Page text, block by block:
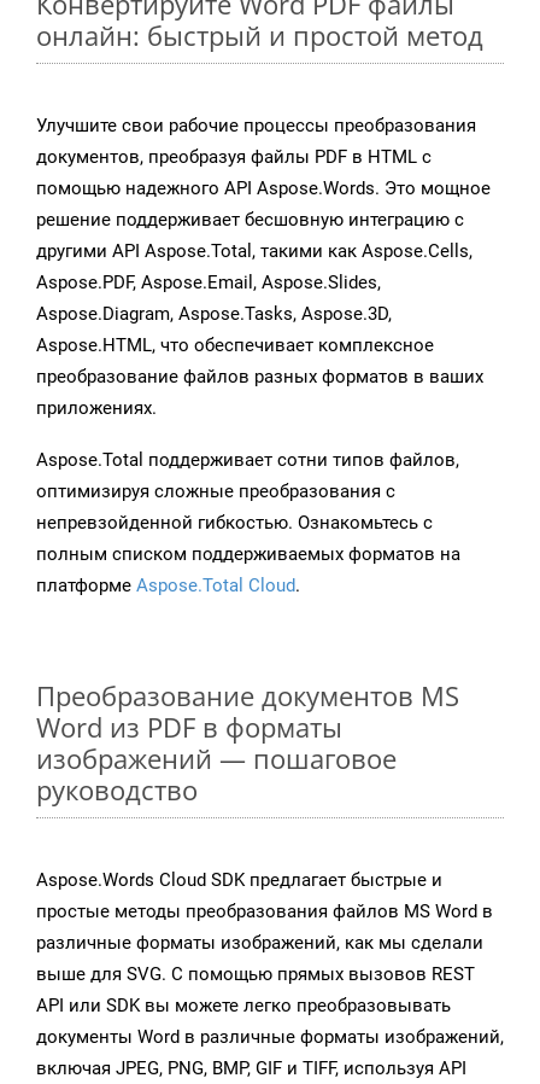
онлайн: быстрый и простой метод
Улучшите свои рабочие процессы преобразования
документов, преобразуя файлы PDF в HTML с
помощью надежного API Aspose.Words. Это мощное
решение поддерживает бесшовную интеграцию с
другими API Aspose.Total, такими как Aspose.Cells,
Aspose.PDF, Aspose.Email, Aspose.Slides,
Aspose.Diagram, Aspose.Tasks, Aspose.3D,
Aspose.HTML, что обеспечивает комплексное
преобразование файлов разных форматов в ваших
приложениях.
Aspose.Total поддерживает сотни типов файлов,
оптимизируя сложные преобразования с
непревзойденной гибкостью. Ознакомьтесь с
полным списком поддерживаемых форматов на
платформе Aspose.Total Cloud.
Преобразование документов MS
Word из PDF в форматы
изображений — пошаговое
руководство
Aspose.Words Cloud SDK предлагает быстрые и
простые методы преобразования файлов MS Word в
различные форматы изображений, как мы сделали
выше для SVG. С помощью прямых вызовов REST
API или SDK вы можете легко преобразовывать
документы Word в различные форматы изображений,
включая JPEG, PNG, BMP, GIF и TIFF, используя API